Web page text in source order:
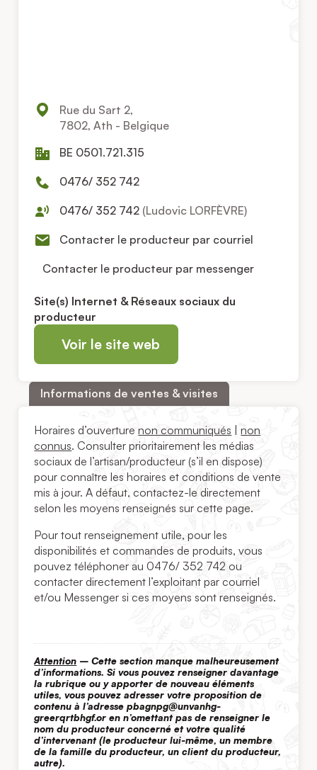
Rue du Sart 2,
7802, Ath - Belgique
BE 0501.721.315
0476/ 352 742
0476/ 352 742 (Ludovic LORFÈVRE)
Contacter le producteur par courriel
Contacter le producteur par messenger
Site(s) Internet & Réseaux sociaux du
producteur
Voir le site web
Informations de ventes & visites
Horaires d’ouverturenon communiqués |non
connus. Consulter prioritairement les médias
sociaux de l’artisan/producteur (s’il en dispose)
pour connaître les horaires et conditions de vente
mis à jour. A défaut, contactez-le directement
selon les moyens renseignés sur cette page.
Pour tout renseignement utile, pour les
disponibilités et commandes de produits, vous
pouvez téléphoner au 0476/ 352 742 ou
contacter directement l’exploitant par courriel
et/ou Messenger si ces moyens sont renseignés.
Attention – Cette section manque malheureusement
d’informations. Si vous pouvez renseigner davantage
la rubrique ou y apporter de nouveau éléments
utiles, vous pouvez adresser votre proposition de
contenu à l’adressepbagnpg@unvanhg-
greerqrtbhgf.or en n’omettant pas de renseigner le
nom du producteur concerné et votre qualité
d’intervenant (le producteur lui-même, un membre
de la famille du producteur, un client du producteur,
autre).